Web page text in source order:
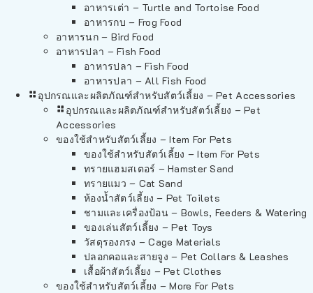
อาหารเต่า – Turtle and Tortoise Food
อาหารกบ – Frog Food
อาหารนก – Bird Food
อาหารปลา – Fish Food
อาหารปลา – Fish Food
อาหารปลา – All Fish Food
อุปกรณและผลิตภัณฑ์สำหรับสัตว์เลี้ยง – Pet Accessories
อุปกรณและผลิตภัณฑ์สำหรับสัตว์เลี้ยง – Pet
Accessories
ของใช้สำหรับสัตว์เลี้ยง – Item For Pets
ของใช้สำหรับสัตว์เลี้ยง – Item For Pets
ทรายแฮมสเตอร์ – Hamster Sand
ทรายแมว – Cat Sand
ห้องน้ำสัตว์เลี้ยง – Pet Toilets
ชามและเครื่องป้อน – Bowls, Feeders & Watering
ของเล่นสัตว์เลี้ยง – Pet Toys
วัสดุรองกรง – Cage Materials
ปลอกคอและสายจูง – Pet Collars & Leashes
เสื้อผ้าสัตว์เลี้ยง – Pet Clothes
ของใช้สำหรับสัตว์เลี้ยง – More For Pets